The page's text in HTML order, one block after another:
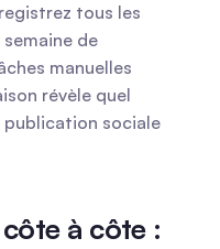
tous les
de
manuelles
révèle quel
publication sociale
à côte :